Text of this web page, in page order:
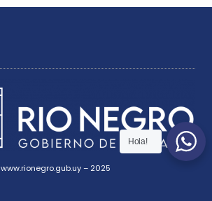
www.rionegro.gub.uy – 2025
Hola!